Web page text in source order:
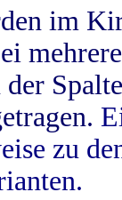
im
zu